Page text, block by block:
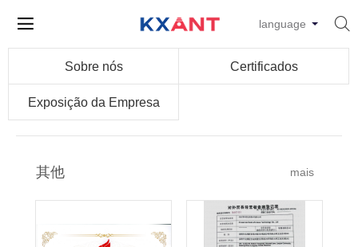
 
language
Sobre nós Certificados
Exposição da Empresa
mais
其他